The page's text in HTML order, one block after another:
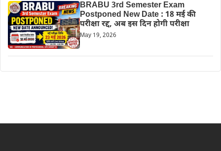
BRABU 3rd Semester Exam
Postponed New Date : 18 मई की
परीक्षा रद्द, अब इस दिन होगी परीक्षा
May 19, 2026